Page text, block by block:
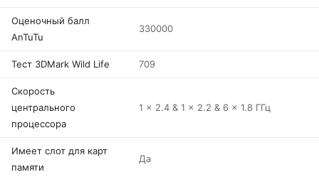
Оценочный балл
AnTuTu
330000
Тест 3DMark Wild Life 709
Скорость
центрального
процессора
1 x 2.4 & 1 x 2.2 & 6 x 1.8 ГГц
Имеет слот для карт
памяти
Да